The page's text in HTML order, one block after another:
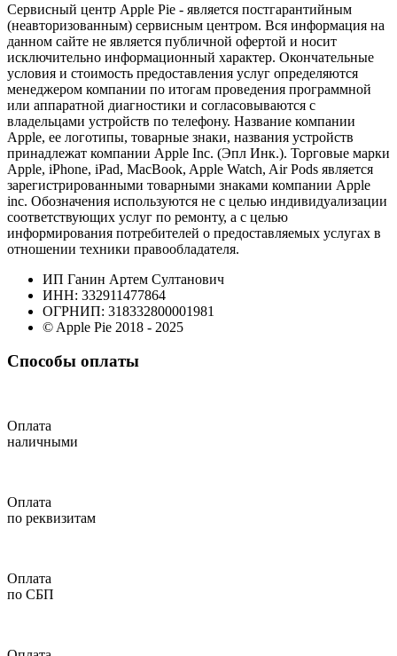
Сервисный центр Apple Pie - является постгарантийным
(неавторизованным) сервисным центром. Вся информация на
данном сайте не является публичной офертой и носит
исключительно информационный характер. Окончательные
условия и стоимость предоставления услуг определяются
менеджером компании по итогам проведения программной
или аппаратной диагностики и согласовываются с
владельцами устройств по телефону. Название компании
Apple, ее логотипы, товарные знаки, названия устройств
принадлежат компании Apple Inc. (Эпл Инк.). Торговые марки
Apple, iPhone, iPad, MacBook, Apple Watch, Air Pods является
зарегистрированными товарными знаками компании Apple
inc. Обозначения используются не с целью индивидуализации
соответствующих услуг по ремонту, а с целью
информирования потребителей о предоставляемых услугах в
отношении техники правообладателя.
ИП Ганин Артем Султанович
ИНН: 332911477864
ОГРНИП: 318332800001981
© Apple Pie 2018 - 2025
Способы оплаты
Оплата
наличными
Оплата
по реквизитам
Оплата
по СБП